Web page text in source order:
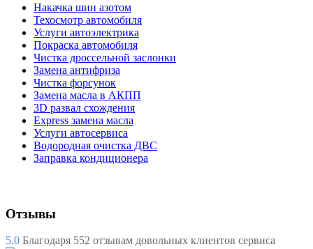
Накачка шин азотом
Техосмотр автомобиля
Услуги автоэлектрика
Покраска автомобиля
Чистка дроссельной заслонки
Замена антифриза
Чистка форсунок
Замена масла в АКПП
3D развал схождения
Express замена масла
Услуги автосервиса
Водородная очистка ДВС
Заправка кондиционера
Отзывы
5.0 Благодаря 552 отзывам довольных клиентов сервиса